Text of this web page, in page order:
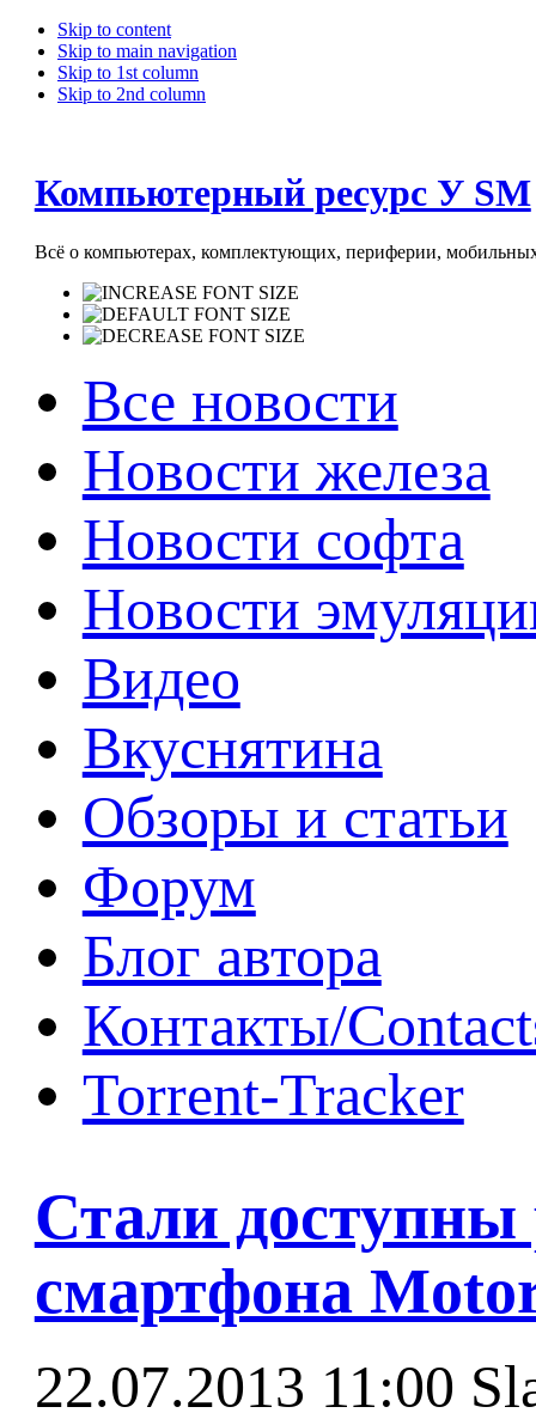
Skip to content
Skip to main navigation
Skip to 1st column
Skip to 2nd column
Компьютерный ресурс У SM
Всё о компьютерах, комплектующих, периферии, мобильных
Все новости
Новости железа
Новости софта
Новости
Видео
Вкуснятина
Обзоры и статьи
Форум
Блог автора
Контакты/
Torrent-Tracker
Стали доступны
смартфона
22.07.2013 11:00